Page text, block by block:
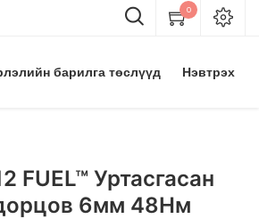
0
барилга төслүүд Нэвтрэх
FUEL™ Уртасгасан
6мм 48Нм